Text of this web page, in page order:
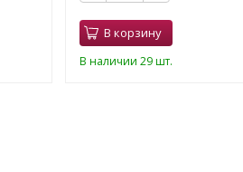
В корзину
В наличии 29 шт.